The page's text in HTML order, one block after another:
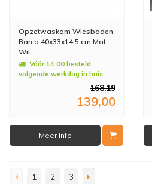
Opzetwaskom Wiesbaden
Barco 40x33x14,5 cm Mat
Wit
Vóór 14:00 besteld,
volgende werkdag in huis
168,19
139,00
Meer info
1 2 3